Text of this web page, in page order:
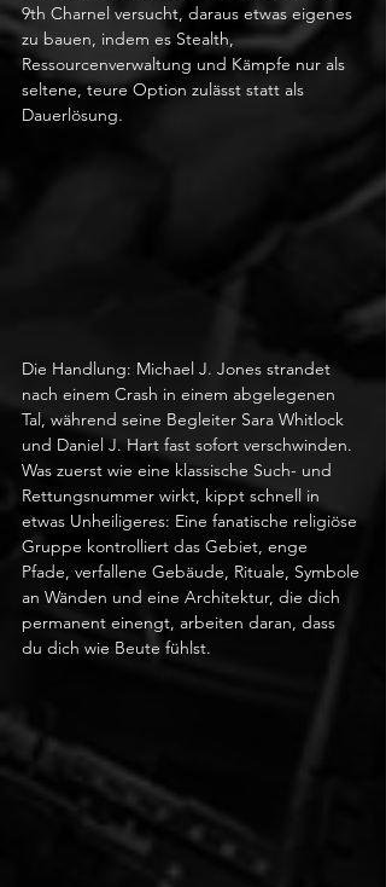
9th Charnel versucht, daraus etwas eigenes
zu bauen, indem es Stealth,
Ressourcenverwaltung und Kämpfe nur als
seltene, teure Option zulässt statt als
Dauerlösung.
Die Handlung: Michael J. Jones strandet
nach einem Crash in einem abgelegenen
Tal, während seine Begleiter Sara Whitlock
und Daniel J. Hart fast sofort verschwinden.
Was zuerst wie eine klassische Such- und
Rettungsnummer wirkt, kippt schnell in
etwas Unheiligeres: Eine fanatische religiöse
Gruppe kontrolliert das Gebiet, enge
Pfade, verfallene Gebäude, Rituale, Symbole
an Wänden und eine Architektur, die dich
permanent einengt, arbeiten daran, dass
du dich wie Beute fühlst.